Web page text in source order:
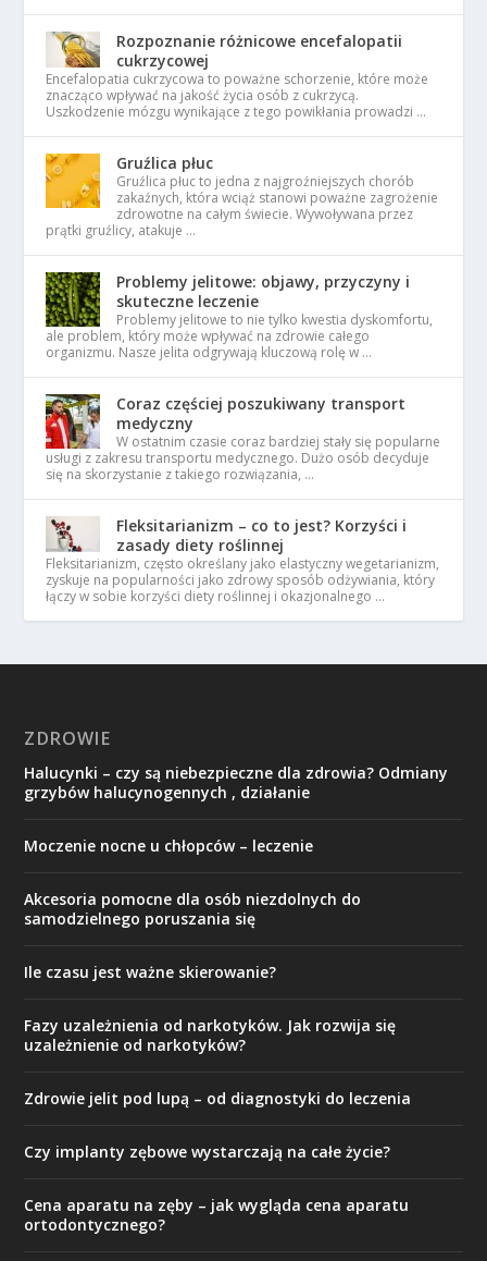
Rozpoznanie różnicowe encefalopatii
cukrzycowej
Encefalopatia cukrzycowa to poważne schorzenie, które może
znacząco wpływać na jakość życia osób z cukrzycą.
Uszkodzenie mózgu wynikające z tego powikłania prowadzi …
Gruźlica płuc
Gruźlica płuc to jedna z najgroźniejszych chorób
zakaźnych, która wciąż stanowi poważne zagrożenie
zdrowotne na całym świecie. Wywoływana przez
prątki gruźlicy, atakuje …
Problemy jelitowe: objawy, przyczyny i
skuteczne leczenie
Problemy jelitowe to nie tylko kwestia dyskomfortu,
ale problem, który może wpływać na zdrowie całego
organizmu. Nasze jelita odgrywają kluczową rolę w …
Coraz częściej poszukiwany transport
medyczny
W ostatnim czasie coraz bardziej stały się popularne
usługi z zakresu transportu medycznego. Dużo osób decyduje
się na skorzystanie z takiego rozwiązania, …
Fleksitarianizm – co to jest? Korzyści i
zasady diety roślinnej
Fleksitarianizm, często określany jako elastyczny wegetarianizm,
zyskuje na popularności jako zdrowy sposób odżywiania, który
łączy w sobie korzyści diety roślinnej i okazjonalnego …
ZDROWIE
Halucynki – czy są niebezpieczne dla zdrowia? Odmiany
grzybów halucynogennych , działanie
Moczenie nocne u chłopców – leczenie
Akcesoria pomocne dla osób niezdolnych do
samodzielnego poruszania się
Ile czasu jest ważne skierowanie?
Fazy uzależnienia od narkotyków. Jak rozwija się
uzależnienie od narkotyków?
Zdrowie jelit pod lupą – od diagnostyki do leczenia
Czy implanty zębowe wystarczają na całe życie?
Cena aparatu na zęby – jak wygląda cena aparatu
ortodontycznego?